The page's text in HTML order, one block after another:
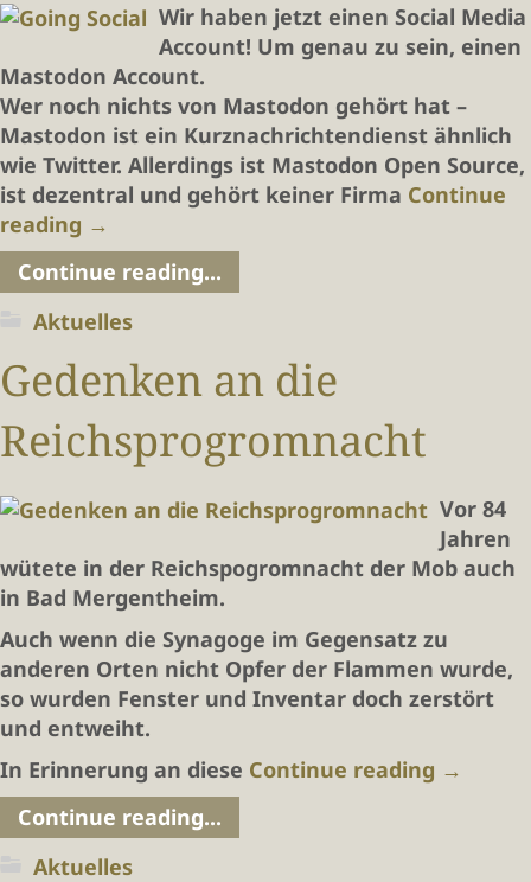
Wir haben jetzt einen Social Media
Account! Um genau zu sein, einen
Mastodon Account.
Wer noch nichts von Mastodon gehört hat –
Mastodon ist ein Kurznachrichtendienst ähnlich
wie Twitter. Allerdings ist Mastodon Open Source,
ist dezentral und gehört keiner Firma Continue
reading →
Continue reading...
Aktuelles
Gedenken an die
Reichsprogromnacht
Vor 84
Jahren
wütete in der Reichspogromnacht der Mob auch
in Bad Mergentheim.
Auch wenn die Synagoge im Gegensatz zu
anderen Orten nicht Opfer der Flammen wurde,
so wurden Fenster und Inventar doch zerstört
und entweiht.
In Erinnerung an diese Continue reading →
Continue reading...
Aktuelles